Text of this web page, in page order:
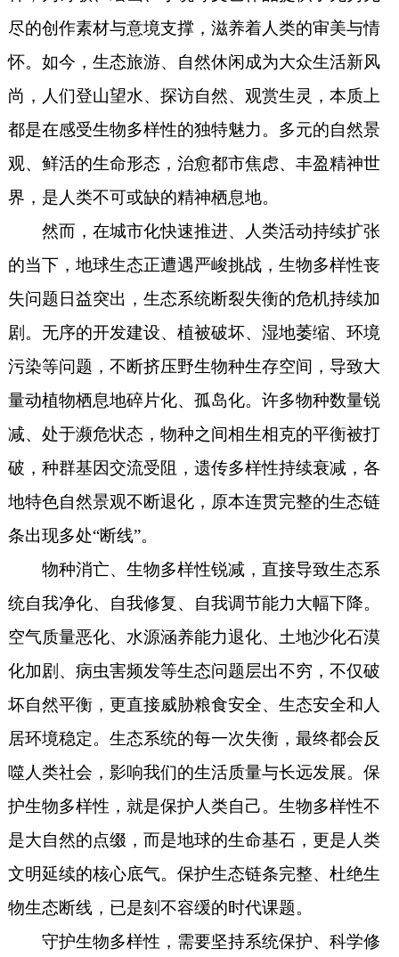
尽的创作素材与意境支撑，滋养着人类的审美与情
怀。如今，生态旅游、自然休闲成为大众生活新风
尚，人们登山望水、探访自然、观赏生灵，本质上
都是在感受生物多样性的独特魅力。多元的自然景
观、鲜活的生命形态，治愈都市焦虑、丰盈精神世
界，是人类不可或缺的精神栖息地。
然而，在城市化快速推进、人类活动持续扩张
的当下，地球生态正遭遇严峻挑战，生物多样性丧
失问题日益突出，生态系统断裂失衡的危机持续加
剧。无序的开发建设、植被破坏、湿地萎缩、环境
污染等问题，不断挤压野生物种生存空间，导致大
量动植物栖息地碎片化、孤岛化。许多物种数量锐
减、处于濒危状态，物种之间相生相克的平衡被打
破，种群基因交流受阻，遗传多样性持续衰减，各
地特色自然景观不断退化，原本连贯完整的生态链
条出现多处“断线”。
物种消亡、生物多样性锐减，直接导致生态系
统自我净化、自我修复、自我调节能力大幅下降。
空气质量恶化、水源涵养能力退化、土地沙化石漠
化加剧、病虫害频发等生态问题层出不穷，不仅破
坏自然平衡，更直接威胁粮食安全、生态安全和人
居环境稳定。生态系统的每一次失衡，最终都会反
噬人类社会，影响我们的生活质量与长远发展。保
护生物多样性，就是保护人类自己。生物多样性不
是大自然的点缀，而是地球的生命基石，更是人类
文明延续的核心底气。保护生态链条完整、杜绝生
物生态断线，已是刻不容缓的时代课题。
守护生物多样性，需要坚持系统保护、科学修